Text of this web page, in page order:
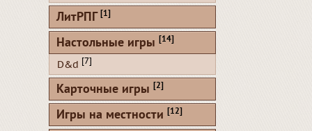
ЛитРПГ [1]
Настольные игры [14]
D&d [7]
Карточные игры [2]
Игры на местности [12]